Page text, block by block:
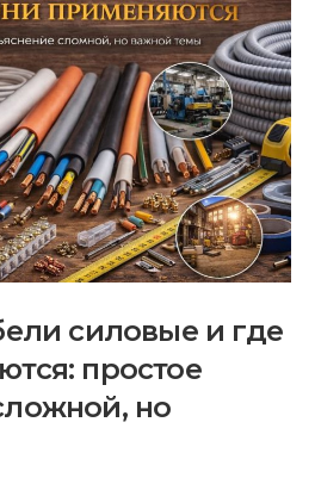
силовые и где
простое
но